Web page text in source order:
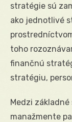
stratégie sú
ako jednotlivé
toho
finančnú
stratégiu,
Medzi
manažmente